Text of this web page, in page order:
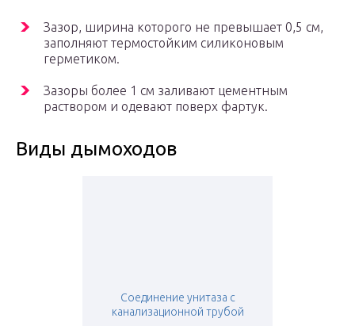
Зазор, ширина которого не превышает 0,5 см,
заполняют термостойким силиконовым
герметиком.
Зазоры более 1 см заливают цементным
раствором и одевают поверх фартук.
Виды дымоходов
Соединение унитаза с
канализационной трубой